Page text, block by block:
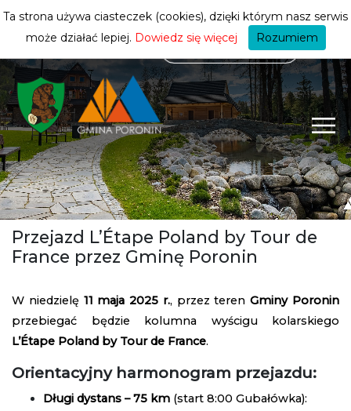
mieszkańca
Przejazd L’Étape Poland by Tour de
France przez Gminę Poronin
W niedzielę 11 maja 2025 r., przez terenGminy Poronin
przebiegać będzie kolumna wyścigu kolarskiego
L’Étape Poland by Tour de France.
Orientacyjny harmonogram przejazdu:
Długi dystans – 75 km (start 8:00 Gubałówka):
Ta strona używa ciasteczek (cookies), dzięki którym nasz serwis
może działać lepiej. Dowiedz się więcej Rozumiem